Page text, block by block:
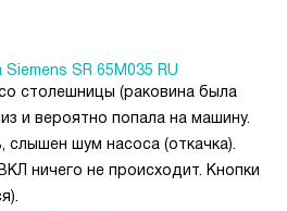
SR 65M035 RU
столешницы (раковина была
и вероятно попала на машину.
слышен шум насоса (откачка).
ничего не происходит. Кнопки